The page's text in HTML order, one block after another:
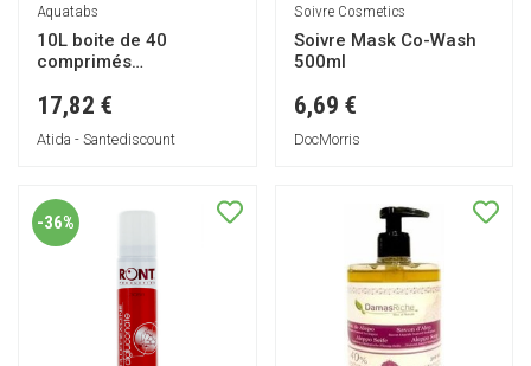
Aquatabs
10L boite de 40
comprimés
17,82 €
Atida - Santediscount
Soivre Cosmetics
Soivre Mask Co-Wash
500ml
6,69 €
DocMorris
-36%